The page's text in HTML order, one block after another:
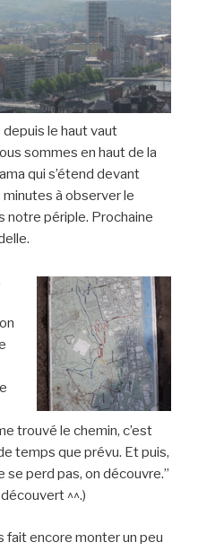
le haut vaut
sommes en haut de la
qui s’étend devant
à observer le
notre périple. Prochaine
trouvé le chemin, c’est
temps que prévu. Et puis,
se perd pas, on découvre.”
^^.)
fait encore monter un peu